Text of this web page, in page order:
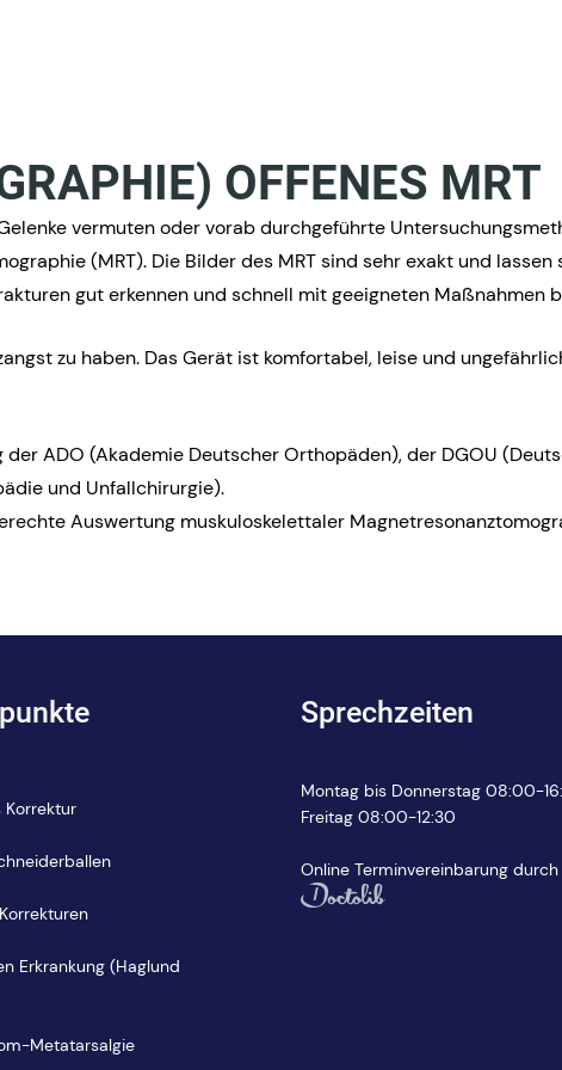
OFFENES MRT
vermuten oder vorab durchgeführte
(MRT). Die Bilder des MRT sind sehr exakt und
gut erkennen und schnell mit geeigneten Maßnahmen
zu haben. Das Gerät ist komfortabel, leise und
ADO (Akademie Deutscher Orthopäden), der DGOU
und Unfallchirurgie).
Auswertung muskuloskelettaler
Korrektur
Erkrankung (Haglund
Metatarsalgie
Sprechzeiten
Montag bis Donnerstag 08:00-
Freitag 08:00-12:30
Online Terminvereinbarung durch